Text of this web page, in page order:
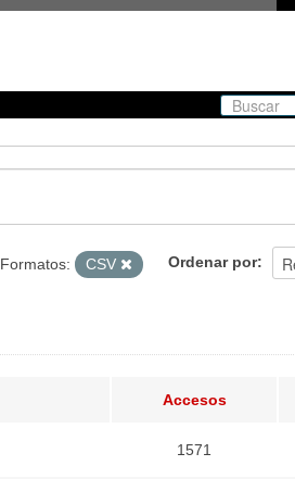
Ordenar por
Formatos:
CSV
Accesos
1571